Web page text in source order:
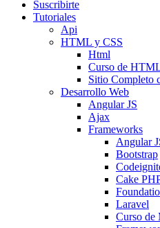
Suscribirte
Tutoriales
Api
HTML y CSS
Html
Curso de
Sitio Completo
Desarrollo Web
Angular JS
Ajax
Frameworks
Angular
Bootstrap
Cake
Laravel
Curso de